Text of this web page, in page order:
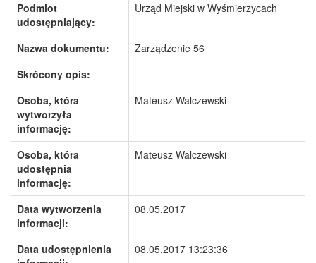
Podmiot
udostępniający:
Urząd Miejski w Wyśmierzycach
Nazwa dokumentu:
Zarządzenie 56
Skrócony opis:
Osoba, która
wytworzyła
informację:
Mateusz Walczewski
Osoba, która
udostępnia
informację:
Mateusz Walczewski
Data wytworzenia
informacji:
08.05.2017
Data udostępnienia
08.05.2017 13:23:36